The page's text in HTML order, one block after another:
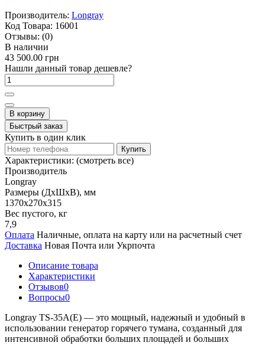
Производитель: Longray
Код Товара: 16001
Отзывы: (0)
В наличии
43 500.00 грн
Нашли данный товар дешевле?
В корзину
Быстрый заказ
Купить в один клик
Купить
Характеристики: (смотреть все)
Производитель
Longray
Размеры (ДxШxВ), мм
1370x270x315
Вес пустого, кг
7,9
Оплата Наличные, оплата на карту или на расчетный счет
Доставка Новая Почта или Укрпочта
Описание товара
Характеристики
Отзывов0
Вопросы0
Longray TS-35A(E) — это мощный, надежный и удобный в
использовании генератор горячего тумана, созданный для
интенсивной обработки больших площадей и больших